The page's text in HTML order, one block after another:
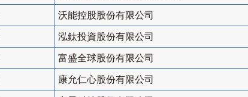
沃能控股股份有限公司
泓鈦投資股份有限公司
富盛全球股份有限公司
康允仁心股份有限公司